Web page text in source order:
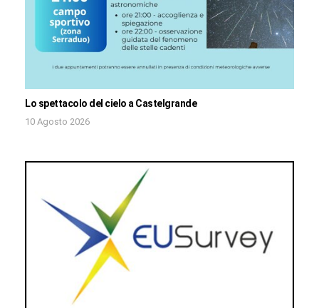
Lo spettacolo del cielo a Castelgrande
10 Agosto 2026